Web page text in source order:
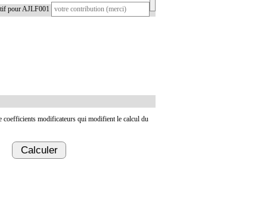
pour AJLF001
coefficients modificateurs qui modifient le calcul du
Calculer